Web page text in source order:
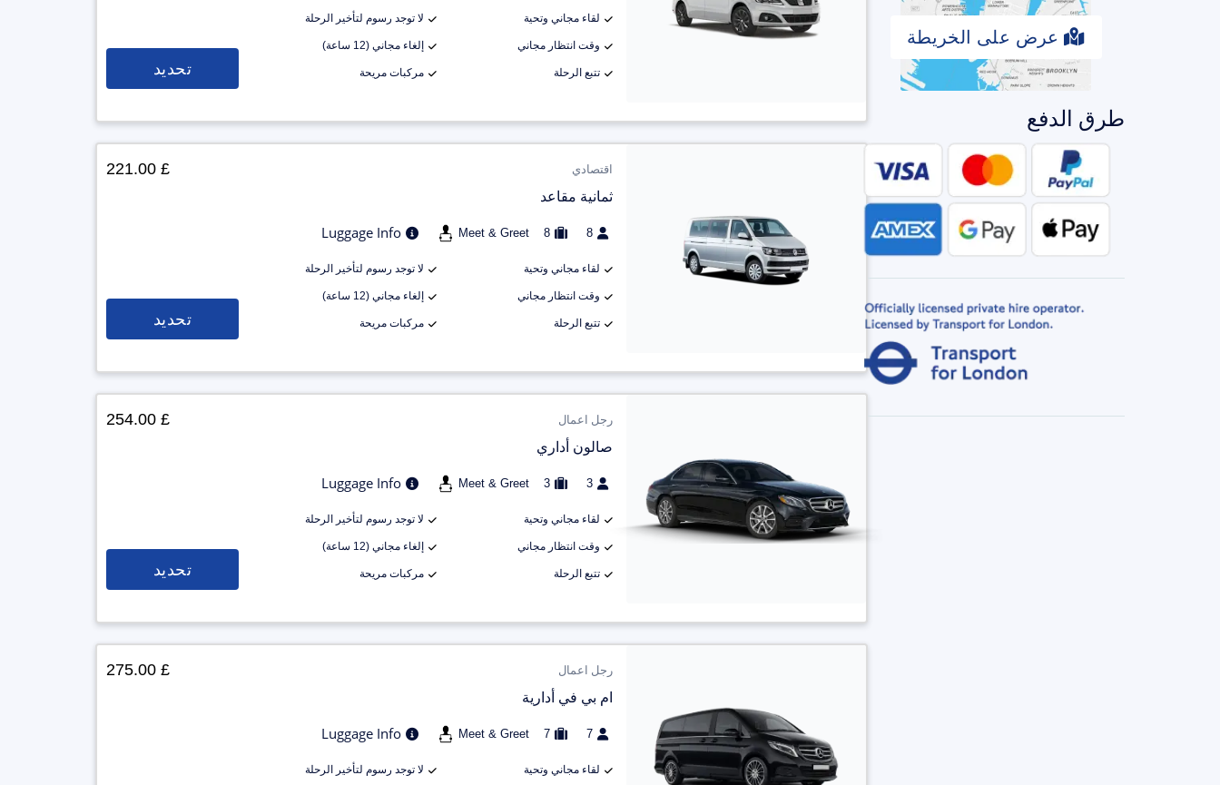
عرض على الخريطة
طرق الدفع
لقاء مجاني وتحية لا توجد رسوم لتأخير الرحلة
وقت انتظار مجاني إلغاء مجاني (12 ساعة)
تتبع الرحلة مركبات مريحة تحديد
اقتصادي
ثمانية مقاعد
8
8
Meet & Greet
Luggage Info
لقاء مجاني وتحية لا توجد رسوم لتأخير الرحلة
وقت انتظار مجاني إلغاء مجاني (12 ساعة)
تتبع الرحلة مركبات مريحة
£ 221.00
تحديد
رجل اعمال
صالون أداري
3
3
Meet & Greet
Luggage Info
لقاء مجاني وتحية لا توجد رسوم لتأخير الرحلة
وقت انتظار مجاني إلغاء مجاني (12 ساعة)
تتبع الرحلة مركبات مريحة
£ 254.00
تحديد
رجل اعمال
ام بي في أدارية
7
7
Meet & Greet
Luggage Info
لقاء مجاني وتحية لا توجد رسوم لتأخير الرحلة
£ 275.00